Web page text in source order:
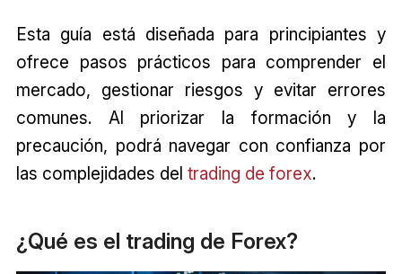
Esta guía está diseñada para principiantes y
ofrece pasos prácticos para comprender el
mercado, gestionar riesgos y evitar errores
comunes. Al priorizar la formación y la
precaución, podrá navegar con confianza por
las complejidades del trading de forex.
¿Qué es el trading de Forex?